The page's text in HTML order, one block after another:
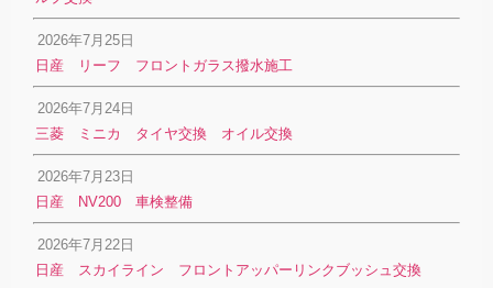
2026年7月25日
日産 リーフ フロントガラス撥水施工
2026年7月24日
三菱 ミニカ タイヤ交換 オイル交換
2026年7月23日
日産 NV200 車検整備
2026年7月22日
日産 スカイライン フロントアッパーリンクブッシュ交換